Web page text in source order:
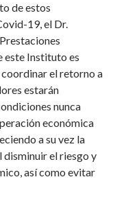
de estos
19, el Dr.
este Instituto es
el retorno a
estarán
nunca
económica
a su vez la
disminuir el riesgo y
así como evitar